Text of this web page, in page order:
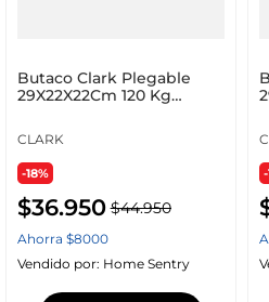
Butaco Clark Plegable
29X22X22Cm 120 Kg
CLARK
-18%
$36.950 $44.950
Ahorra $8000
Vendido por: Home Sentry